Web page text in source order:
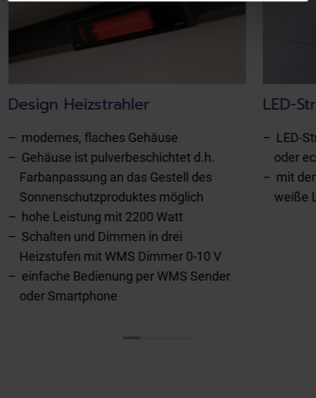
Design Heizstrahler
modernes, flaches Gehäuse
Gehäuse ist pulverbeschichtet d.h.
Farbanpassung an das Gestell des
Sonnenschutzproduktes möglich
hohe Leistung mit 2200 Watt
Schalten und Dimmen in drei
Heizstufen mit WMS Dimmer 0-10 V
einfache Bedienung per WMS Sender
oder Smartphone
LED-
LED-
oder
mit
weiße